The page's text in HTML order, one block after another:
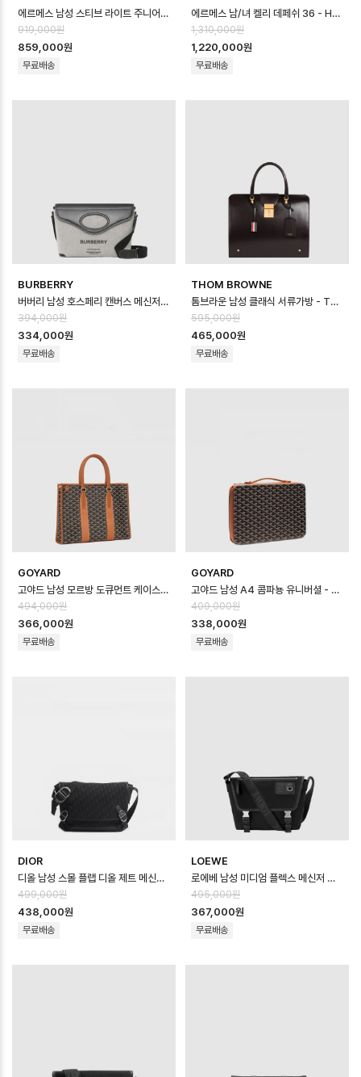
에르메스 남성 스티브 라이트 주니어 메신저 백 - Hermes Mens Steve Ligh…
919,000원
859,000원
무료배송
에르메스 남/녀 켈리 데페쉬 36 - Hermes Unisex Kelly Depeche 3…
1,310,000원
1,220,000원
무료배송
BURBERRY
버버리 남성 호스페리 캔버스 메신저 백 - Burberry Mens Horseferry C…
394,000원
334,000원
무료배송
THOM BROWNE
톰브라운 남성 클래식 서류가방 - Thom Browne Mens Classic Briefc…
595,000원
465,000원
무료배송
GOYARD
고야드 남성 모르방 도큐먼트 케이스 - Goyard Mens Morbang Document…
494,000원
366,000원
무료배송
GOYARD
고야드 남성 A4 콤파뇽 유니버셜 - Goyard Mens A4 Compagnon Univ…
409,000원
338,000원
무료배송
DIOR
디올 남성 스몰 플랩 디올 제트 메신저 백 - Dior Mens Small Dior Jet…
499,000원
438,000원
무료배송
LOEWE
로에베 남성 미디엄 플렉스 메신저 백 - Loewe Mens Medium Flex Mess…
495,000원
367,000원
무료배송